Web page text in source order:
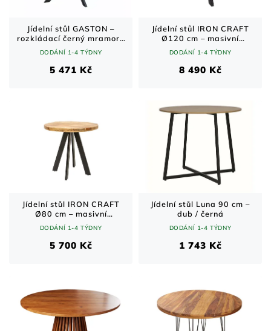
Jídelní stůl GASTON –
rozkládací černý mramor /
černé nohy 100(135)x100
cm
DODÁNÍ 1-4 TÝDNY
5 471 Kč
Jídelní stůl IRON CRAFT
Ø120 cm – masivní
mangové dřevo, černé
kovové nohy
DODÁNÍ 1-4 TÝDNY
8 490 Kč
Jídelní stůl IRON CRAFT
Ø80 cm – masivní
mangové dřevo, černé
kovové nohy
DODÁNÍ 1-4 TÝDNY
5 700 Kč
Jídelní stůl Luna 90 cm –
dub / černá
DODÁNÍ 1-4 TÝDNY
1 743 Kč